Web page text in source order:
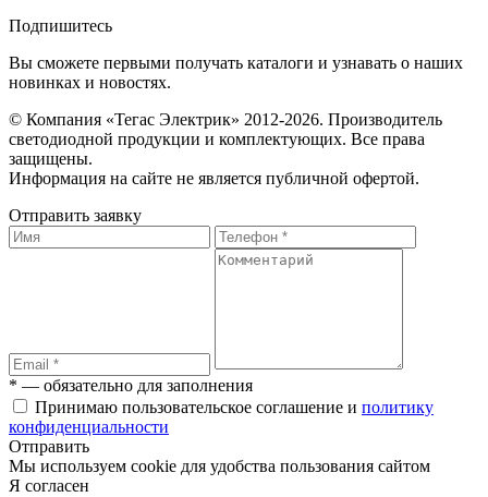
Подпишитесь
Вы сможете первыми получать каталоги и узнавать о наших
новинках и новостях.
© Компания «Тегас Электрик» 2012-2026. Производитель
светодиодной продукции и комплектующих. Все права
защищены.
Информация на сайте не является публичной офертой.
Отправить заявку
* — обязательно для заполнения
Принимаю пользовательское соглашение и политику
конфиденциальности
Отправить
Мы используем cookie для удобства пользования сайтом
Я согласен